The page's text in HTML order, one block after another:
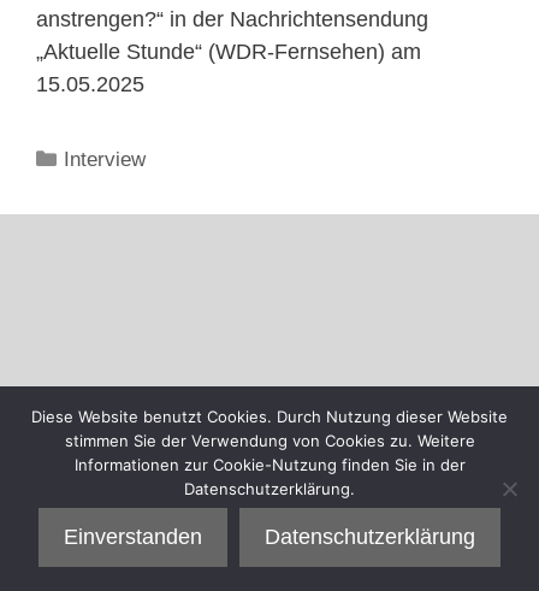
anstrengen?“ in der Nachrichtensendung
„Aktuelle Stunde“ (WDR-Fernsehen) am
15.05.2025
Kategorien
Interview
Diese Website benutzt Cookies. Durch Nutzung dieser Website
stimmen Sie der Verwendung von Cookies zu. Weitere
Informationen zur Cookie-Nutzung finden Sie in der
Datenschutzerklärung.
Einverstanden Datenschutzerklärung